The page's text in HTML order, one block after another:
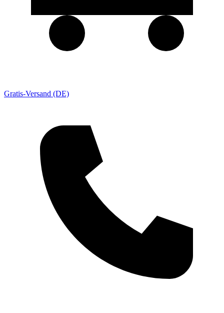
Gratis-Versand (DE)